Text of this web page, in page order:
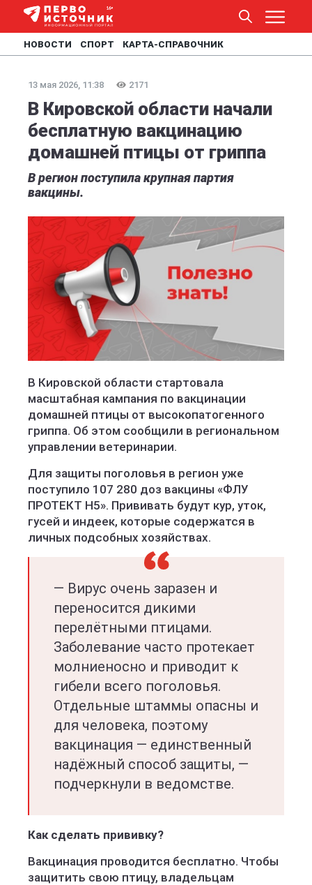
НОВОСТИ СПОРТ КАРТА-СПРАВОЧНИК
13 мая 2026, 11:38 2171
В Кировской области начали
бесплатную вакцинацию
домашней птицы от гриппа
В регион поступила крупная партия
вакцины.
В Кировской области стартовала
масштабная кампания по вакцинации
домашней птицы от высокопатогенного
гриппа. Об этом сообщили в региональном
управлении ветеринарии.
Для защиты поголовья в регион уже
поступило 107 280 доз вакцины «ФЛУ
ПРОТЕКТ Н5». Прививать будут кур, уток,
гусей и индеек, которые содержатся в
личных подсобных хозяйствах.
— Вирус очень заразен и
переносится дикими
перелётными птицами.
Заболевание часто протекает
молниеносно и приводит к
гибели всего поголовья.
Отдельные штаммы опасны и
для человека, поэтому
вакцинация — единственный
надёжный способ защиты, —
подчеркнули в ведомстве.
Как сделать прививку?
Вакцинация проводится бесплатно. Чтобы
защитить свою птицу, владельцам